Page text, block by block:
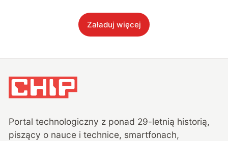
Załaduj więcej
Portal technologiczny z ponad 29-letnią historią,
piszący o nauce i technice, smartfonach,